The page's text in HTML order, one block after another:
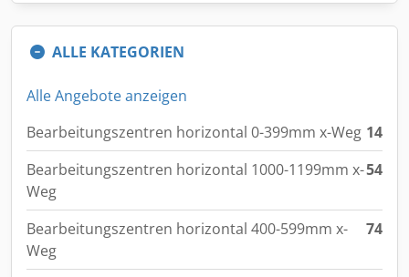
ALLE KATEGORIEN
Alle Angebote anzeigen
Bearbeitungszentren horizontal 0-399mm x-Weg 14
Bearbeitungszentren horizontal 1000-1199mm x-
Weg
54
Bearbeitungszentren horizontal 400-599mm x-
Weg
74